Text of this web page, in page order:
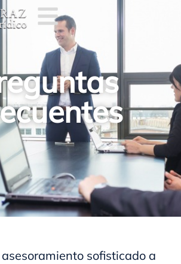
sofisticado a